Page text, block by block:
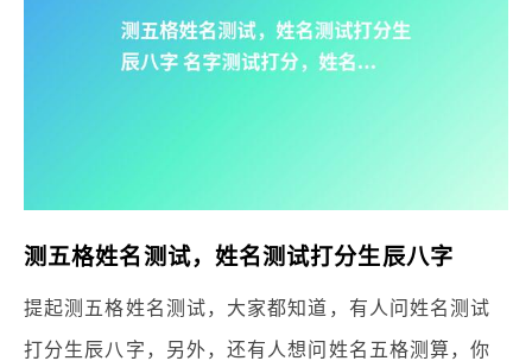
测五格姓名测试，姓名测试打分生辰八字
提起测五格姓名测试，大家都知道，有人问姓名测试
打分生辰八字，另外，还有人想问姓名五格测算，你